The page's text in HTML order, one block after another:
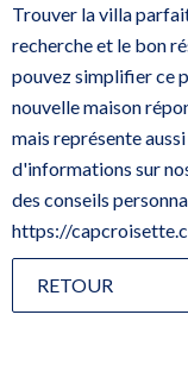
Trouver la villa
recherche et le bon
pouvez simplifier ce
nouvelle maison
mais représente
d'informations sur
des conseils
https://
RETOUR